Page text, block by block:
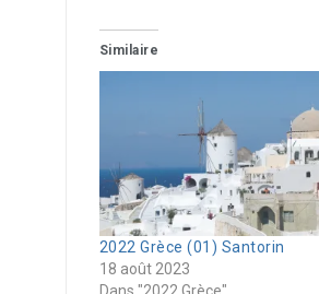
Similaire
2022 Grèce (01) Santorin
18 août 2023
Dans "2022 Grèce"